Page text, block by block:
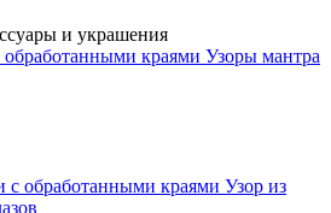
и украшения
краями Узоры мантра